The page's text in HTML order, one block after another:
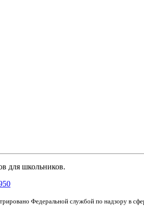
для школьников.
Федеральной службой по надзору в